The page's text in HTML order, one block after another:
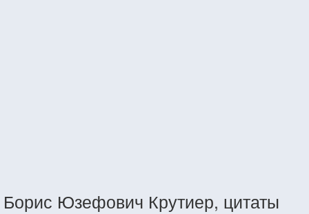
Борис Юзефович Крутиер, цитаты